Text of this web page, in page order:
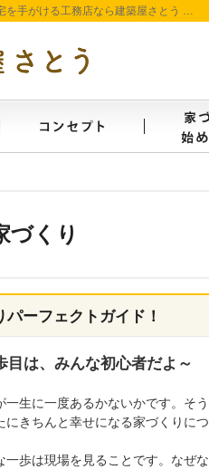
づくり
大分県大分市の新築・注文住宅を手がける工務店なら建築屋さとう 本物の自然素材を使った、わくわくのビュッフェ形式の家づくり
ーフェクトガイド！
目は、みんな初心者だよ～
一生に一度あるかないかです。そ
きちんと幸せになる家づくりに
一歩は現場を見ることです。なぜ